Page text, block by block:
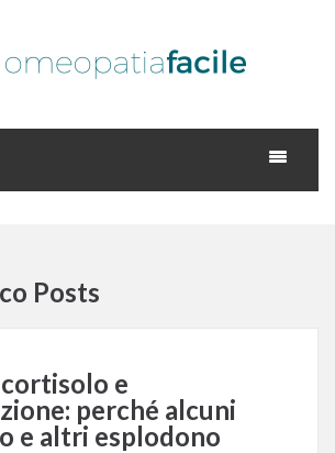
Posts
e
perché alcuni
e altri esplodono